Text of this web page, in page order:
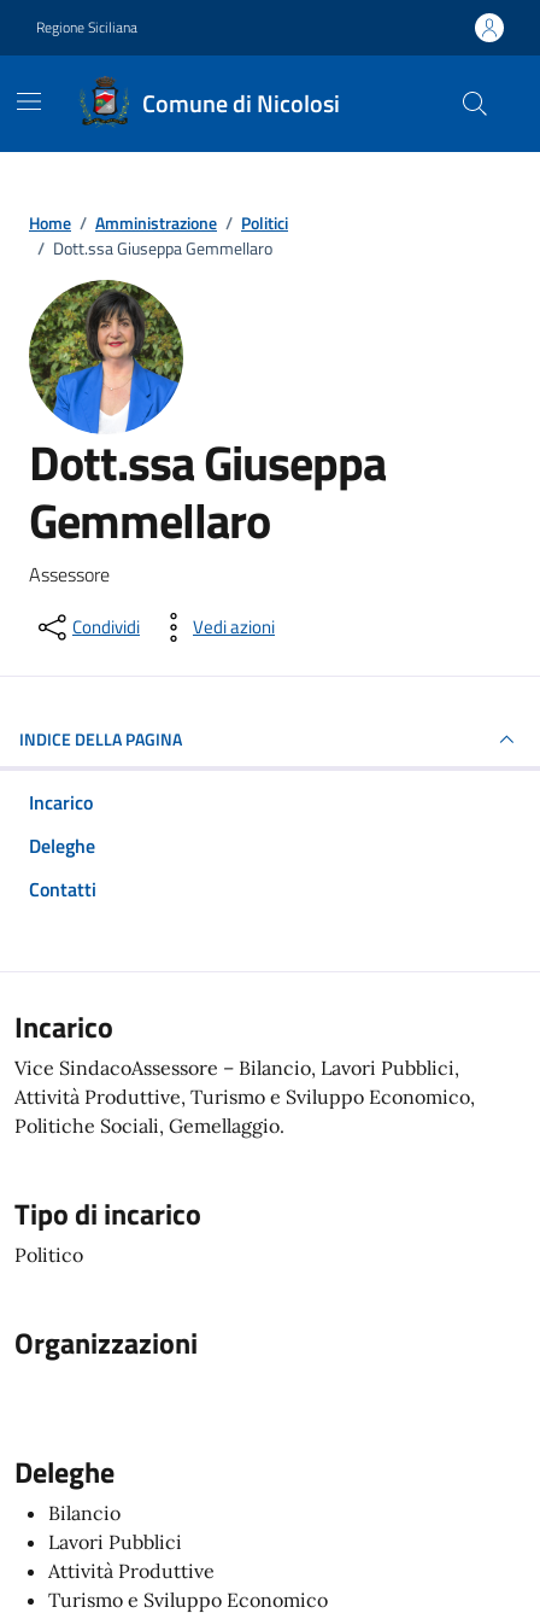
Regione Siciliana
Comune di Nicolosi
Home / Amministrazione / Politici
/ Dott.ssa Giuseppa Gemmellaro
Dott.ssa Giuseppa
Gemmellaro
Assessore
Condividi Vedi azioni
INDICE DELLA PAGINA
Incarico
Deleghe
Contatti
Incarico
Vice SindacoAssessore – Bilancio, Lavori Pubblici,
Attività Produttive, Turismo e Sviluppo Economico,
Politiche Sociali, Gemellaggio.
Tipo di incarico
Politico
Organizzazioni
Deleghe
Bilancio
Lavori Pubblici
Attività Produttive
Turismo e Sviluppo Economico